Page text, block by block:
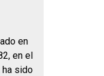
en
en el
ha sido